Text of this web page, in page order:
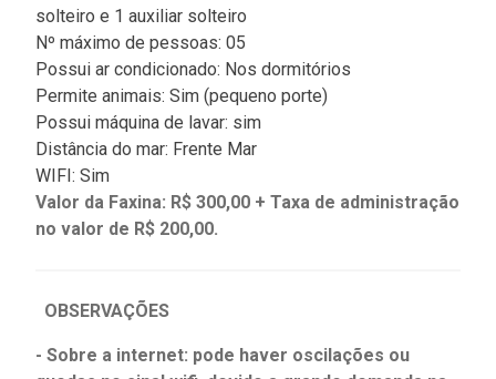
solteiro e 1 auxiliar solteiro
Nº máximo de pessoas: 05
Possui ar condicionado: Nos dormitórios
Permite animais: Sim (pequeno porte)
Possui máquina de lavar: sim
Distância do mar: Frente Mar
WIFI: Sim
Valor da Faxina: R$ 300,00 + Taxa de administração
no valor de R$ 200,00.
OBSERVAÇÕES
- Sobre a internet: pode haver oscilações ou